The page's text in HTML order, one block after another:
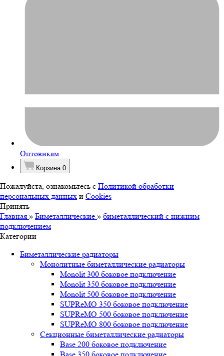
Оптовикам
Корзина 0
Пожалуйста, ознакомьтесь с Политикой обработки
персональных данных и Cookies
Принять
Главная » Биметаллические » биметаллический с нижним
подключением
Категории
Биметаллические радиаторы
Монолитные биметаллические радиаторы
Mоnоlit 300 боковое подключение
Mоnоlit 350 боковое подключение
Mоnоlit 500 боковое подключение
SUРRеMО 350 боковое подключение
SUРRеMО 500 боковое подключение
SUРRеMО 800 боковое подключение
Секционные биметаллические радиаторы
Base 200 боковое подключение
Base 350 боковое подключение